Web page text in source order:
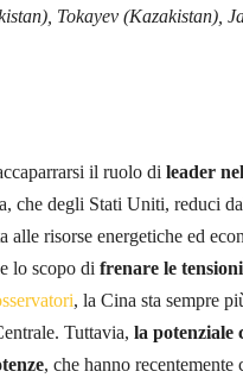
Tokayev (Kazakistan),
il ruolo di leader
che degli Stati Uniti, reduci
alle risorse energetiche ed
lo scopo di frenare le
, la Cina sta sempre
Tuttavia, la potenziale
, che hanno